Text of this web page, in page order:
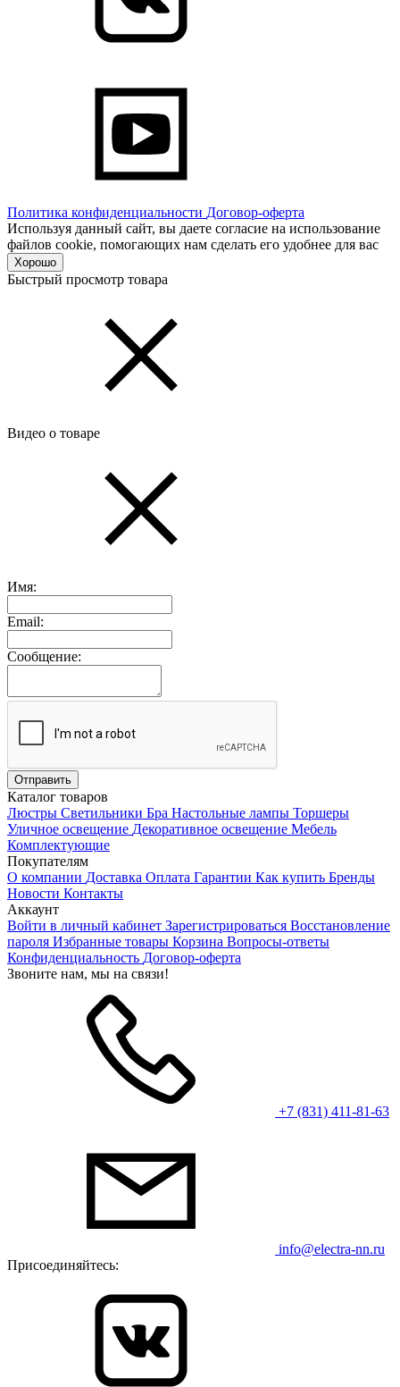
Политика конфиденциальности Договор-оферта
Используя данный сайт, вы даете согласие на использование
файлов cookie, помогающих нам сделать его удобнее для вас
Хорошо
Быстрый просмотр товара
Видео о товаре
Имя:
Email:
Сообщение:
Каталог товаров
Люстры Светильники Бра Настольные лампы Торшеры
Уличное освещение Декоративное освещение Мебель
Комплектующие
Покупателям
О компании Доставка Оплата Гарантии Как купить Бренды
Новости Контакты
Аккаунт
Войти в личный кабинет Зарегистрироваться Восстановление
пароля Избранные товары Корзина Вопросы-ответы
Конфиденциальность Договор-оферта
Звоните нам, мы на связи!
+7 (831) 411-81-63
info@electra-nn.ru
Присоединяйтесь: